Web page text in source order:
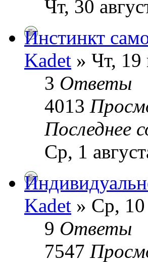
Чт, 30
Инстинкт
Kadet » Чт,
3 Ответы
4013
Последнее
Ср, 1
Kadet » Ср, 10
9 Ответы
7547